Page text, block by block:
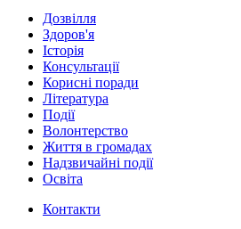
Дозвілля
Здоров'я
Історія
Консультації
Корисні поради
Література
Події
Волонтерство
Життя в громадах
Надзвичайні події
Освіта
Контакти